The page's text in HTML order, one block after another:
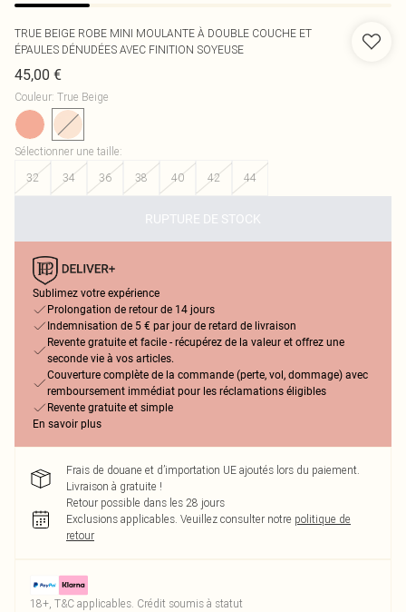
TRUE BEIGE ROBE MINI MOULANTE À DOUBLE COUCHE ET
ÉPAULES DÉNUDÉES AVEC FINITION SOYEUSE
45,00 €
Couleur: True Beige
Sélectionner une taille:
32
34 36 38 40 42 44
RUPTURE DE STOCK
Sublimez votre expérience
Prolongation de retour de 14 jours
Indemnisation de 5 € par jour de retard de livraison
Revente gratuite et facile - récupérez de la valeur et offrez une
seconde vie à vos articles.
Couverture complète de la commande (perte, vol, dommage) avec
remboursement immédiat pour les réclamations éligibles
Revente gratuite et simple
En savoir plus
Frais de douane et d’importation UE ajoutés lors du paiement.
Livraison à gratuite !
Retour possible dans les 28 jours
Exclusions applicables. Veuillez consulter notre politique de
retour
18+, T&C applicables. Crédit soumis à statut